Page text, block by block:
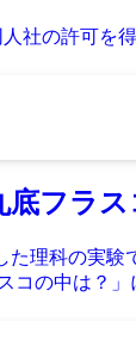
社の許可を
フラ
理科の実験
コの中は？